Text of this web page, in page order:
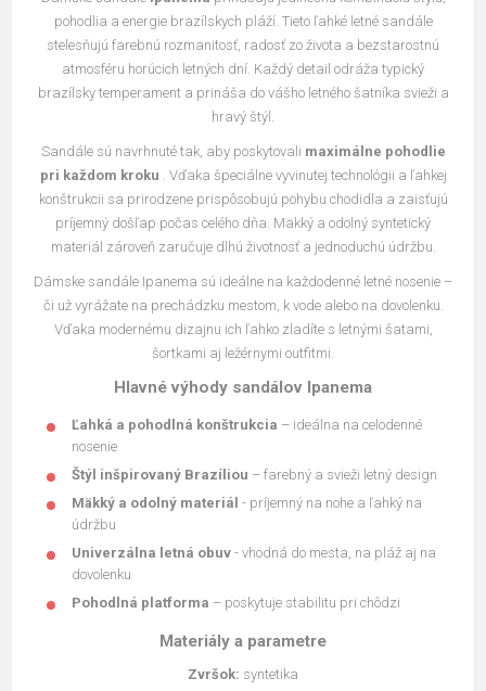
pohodlia a energie brazílskych pláží. Tieto ľahké letné sandále
stelesňujú farebnú rozmanitosť, radosť zo života a bezstarostnú
atmosféru horúcich letných dní. Každý detail odráža typický
brazílsky temperament a prináša do vášho letného šatníka svieži a
hravý štýl.
Sandále sú navrhnuté tak, aby poskytovali maximálne pohodlie
pri každom kroku . Vďaka špeciálne vyvinutej technológii a ľahkej
konštrukcii sa prirodzene prispôsobujú pohybu chodidla a zaisťujú
príjemný došľap počas celého dňa. Mäkký a odolný syntetický
materiál zároveň zaručuje dlhú životnosť a jednoduchú údržbu.
Dámske sandále Ipanema sú ideálne na každodenné letné nosenie –
či už vyrážate na prechádzku mestom, k vode alebo na dovolenku.
Vďaka modernému dizajnu ich ľahko zladíte s letnými šatami,
šortkami aj ležérnymi outfitmi.
Hlavné výhody sandálov Ipanema
Ľahká a pohodlná konštrukcia – ideálna na celodenné
nosenie
Štýl inšpirovaný Brazíliou – farebný a svieži letný design
Mäkký a odolný materiál - príjemný na nohe a ľahký na
údržbu
Univerzálna letná obuv - vhodná do mesta, na pláž aj na
dovolenku
Pohodlná platforma – poskytuje stabilitu pri chôdzi
Materiály a parametre
Zvršok: syntetika